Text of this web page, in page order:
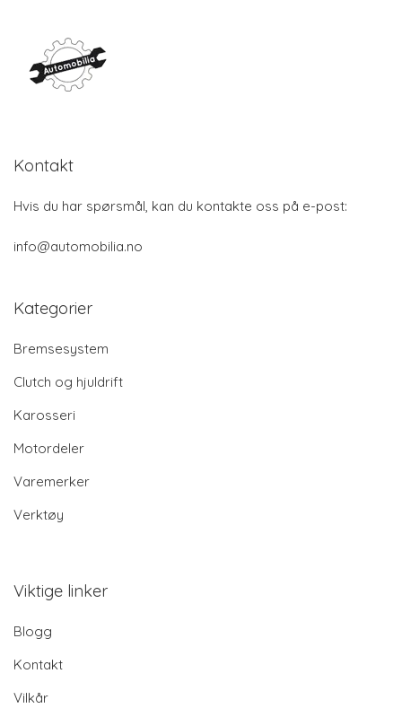
Kontakt
Hvis du har spørsmål, kan du kontakte oss på e-post:
info@automobilia.no
Kategorier
Bremsesystem
Clutch og hjuldrift
Karosseri
Motordeler
Varemerker
Verktøy
Viktige linker
Blogg
Kontakt
Vilkår